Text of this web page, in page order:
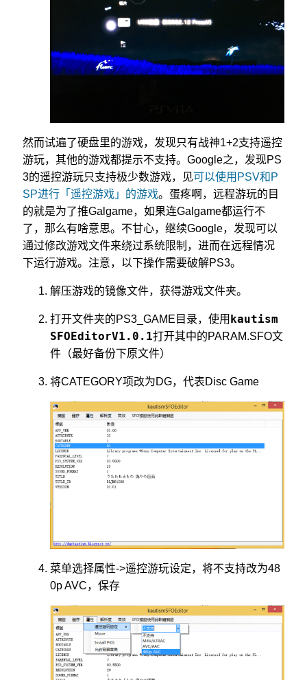
然而试遍了硬盘里的游戏，发现只有战神1+2支持遥控
游玩，其他的游戏都提示不支持。Google之，发现PS
3的遥控游玩只支持极少数游戏，见可以使用PSV和P
SP进行「遥控游戏」的游戏。蛋疼啊，远程游玩的目
的就是为了推Galgame，如果连Galgame都运行不
了，那么有啥意思。不甘心，继续Google，发现可以
通过修改游戏文件来绕过系统限制，进而在远程情况
下运行游戏。注意，以下操作需要破解PS3。
解压游戏的镜像文件，获得游戏文件夹。
打开文件夹的PS3_GAME目录，使用 kautism
SFOEditorV1.0.1打开其中的PARAM.SFO文
件（最好备份下原文件）
将CATEGORY项改为DG，代表Disc Game
菜单选择属性->遥控游玩设定，将不支持改为48
0p AVC，保存